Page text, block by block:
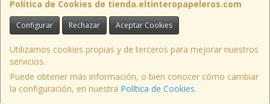
Comprar
NGS - SINGERFIRE
Micrófono NGS Singer Fire
7,19 €
Política de Cookies de tienda.eltinteropapeleros.com
Configurar Rechazar Aceptar Cookies
Utilizamos cookies propias y de terceros para mejorar nuestros
servicios.
Puede obtener más información, o bien conocer cómo cambiar
la configuración, en nuestra Política de Cookies.